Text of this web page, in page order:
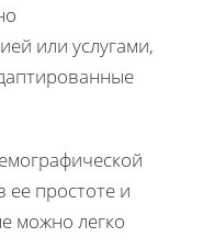
или услугами,
ее простоте и
можно легко